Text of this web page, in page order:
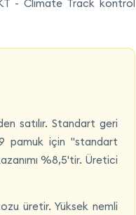
- Climate Track kontrol
satılır. Standart geri
pamuk için "standart
%8,5'tir. Üretici
üretir. Yüksek nemli